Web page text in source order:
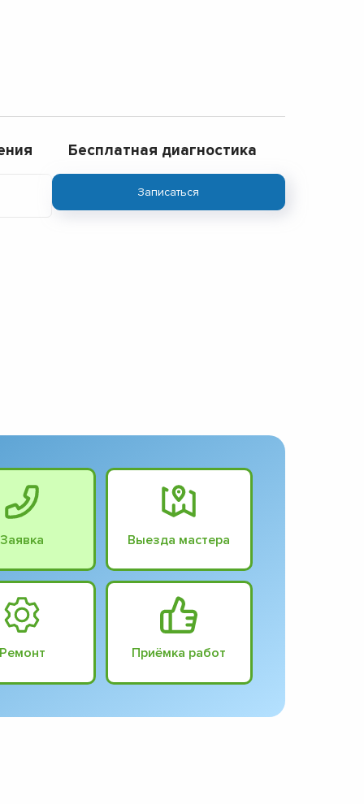
Бесплатная диагностика
Записаться
Заявка Выезда мастера
Приёмка работ